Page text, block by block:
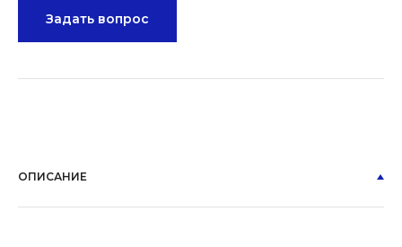
Задать вопрос
ОПИСАНИЕ